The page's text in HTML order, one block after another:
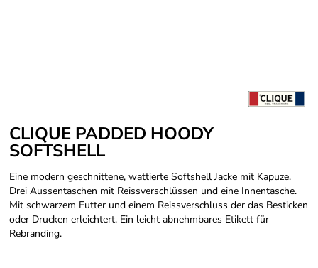
CLIQUE PADDED HOODY
SOFTSHELL
Eine modern geschnittene, wattierte Softshell Jacke mit Kapuze.
Drei Aussentaschen mit Reissverschlüssen und eine Innentasche.
Mit schwarzem Futter und einem Reissverschluss der das Besticken
oder Drucken erleichtert. Ein leicht abnehmbares Etikett für
Rebranding.